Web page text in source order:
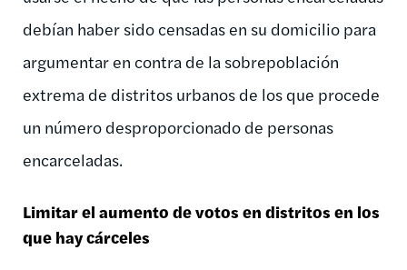
debían haber sido censadas en su domicilio para
argumentar en contra de la sobrepoblación
extrema de distritos urbanos de los que procede
un número desproporcionado de personas
encarceladas.
Limitar el aumento de votos en distritos en los
que hay cárceles